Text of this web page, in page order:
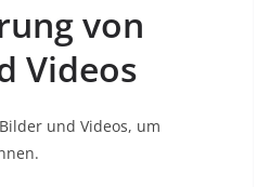
von
Videos
und Videos, um